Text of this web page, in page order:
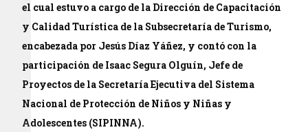
el cual estuvo a cargo de la Dirección de Capacitación
y Calidad Turística de la Subsecretaría de Turismo,
encabezada por Jesús Díaz Yáñez, y contó con la
participación de Isaac Segura Olguín, Jefe de
Proyectos de la Secretaría Ejecutiva del Sistema
Nacional de Protección de Niños y Niñas y
Adolescentes (SIPINNA).